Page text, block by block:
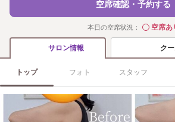
空席確認・予約する
本日の空席状況： ◯空席あ
サロン情報 ク
トップ フォト スタッフ